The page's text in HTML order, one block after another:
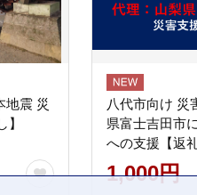
地震 災
八代市向け
県富士吉田市
への支援【返
1,000円